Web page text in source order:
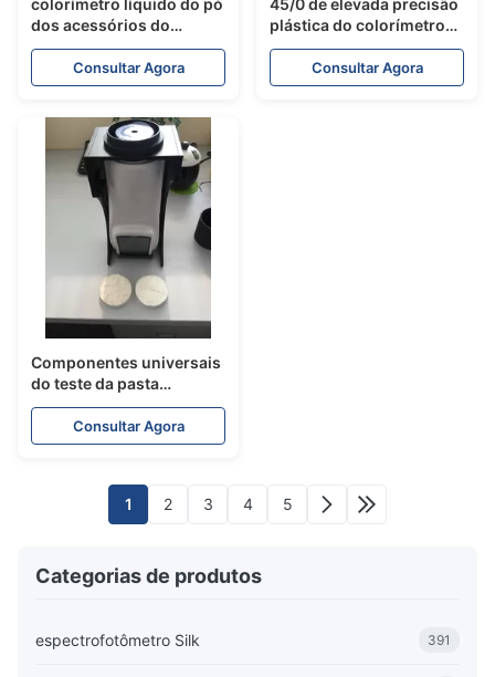
colorímetro líquido do pó
dos acessórios do
espectrofotômetro Silk
YS3060/Ys3020/Ys3010
Consultar Agora
45/0 de elevada precisão
plástica do colorímetro
da medida de cor NR145
com software do QC
Consultar Agora
Componentes universais
do teste da pasta
colorimétrica dos
acessórios do
espectrofotômetro
Consultar Agora
1 2 3 4 5
Categorias de produtos
espectrofotômetro Silk 391